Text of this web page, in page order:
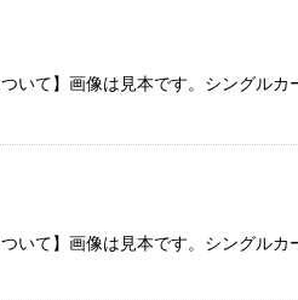
いて】画像は見本です。シングル
いて】画像は見本です。シングル